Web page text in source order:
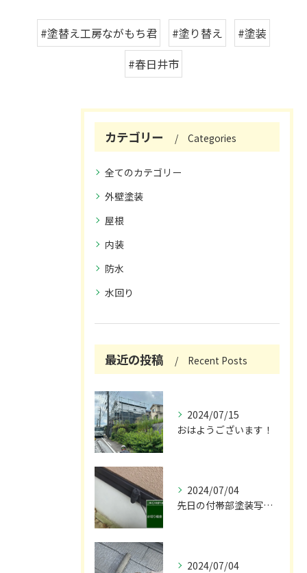
#塗替え工房ながもち君 #塗り替え
#塗装
#春日井市
カテゴリー Categories
全てのカテゴリー
外壁塗装
屋根
内装
防水
水回り
最近の投稿 Recent Posts
2024/07/15
おはようございます！
2024/07/04
先日の付帯部塗装写真です！😌
2024/07/04